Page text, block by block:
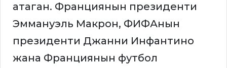
атаган. Франциянын президенти
Эммануэль Макрон, ФИФАнын
президенти Джанни Инфантино
жана Франциянын футбол